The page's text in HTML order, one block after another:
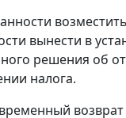
вынести в
решения об
налога.